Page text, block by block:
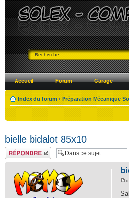
Accueil Forum Garage
Index du forum ‹ Préparation Mécanique
bielle bidalot 85x10
Répondre